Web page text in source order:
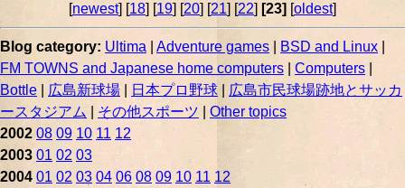
[newest] [18] [19] [20] [21] [22] [23] [oldest]
Blog category: Ultima Adventure games BSD and Linux
FM TOWNS and Japanese home computers
Computers
Bottle
広島新球場 日本プロ野球
広島市民球場跡地とサッカ
ースタジアム
その他スポーツ
Other topics
2002 08 09 10 11 12
2003 01 02 03
2004 01 02 03 04 06 08 09 10 11 12